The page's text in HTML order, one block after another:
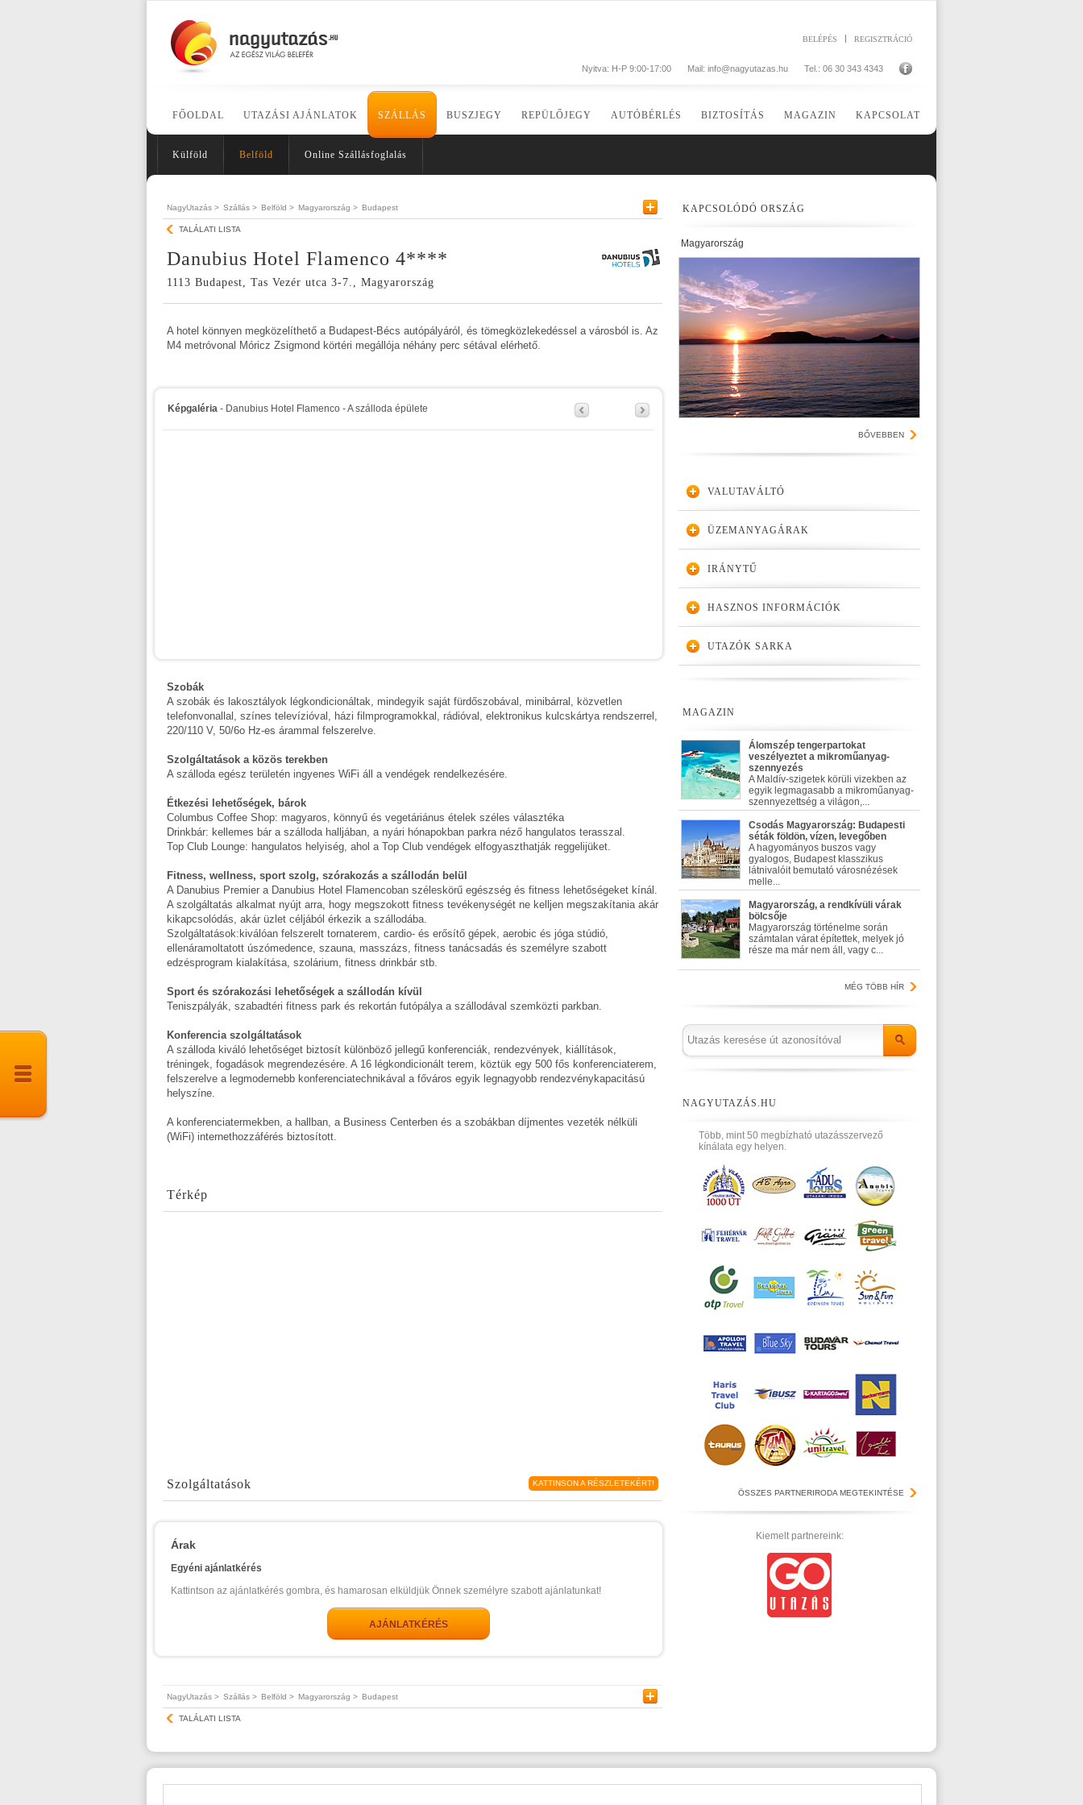
REGISZTRÁCIÓ
BELÉPÉS
Tel.: 06 30 343 4343
Mail: info@nagyutazas.hu
Nyitva: H-P 9:00-17:00
FŐOLDAL UTAZÁSI AJÁNLATOK SZÁLLÁS BUSZJEGY REPÜLŐJEGY AUTÓBÉRLÉS BIZTOSÍTÁS MAGAZIN KAPCSOLAT
Külföld Belföld Online Szállásfoglalás
NagyUtazás > Szállás > Belföld > Magyarország > Budapest
TALÁLATI LISTA
Danubius Hotel Flamenco 4****
1113 Budapest, Tas Vezér utca 3-7., Magyarország
A hotel könnyen megközelíthető a Budapest-Bécs autópályáról, és tömegközlekedéssel a városból is. Az
M4 metróvonal Móricz Zsigmond körtéri megállója néhány perc sétával elérhető.
Képgaléria - Danubius Hotel Flamenco - A szálloda épülete
Szobák
A szobák és lakosztályok légkondicionáltak, mindegyik saját fürdőszobával, minibárral, közvetlen
telefonvonallal, színes televízióval, házi filmprogramokkal, rádióval, elektronikus kulcskártya rendszerrel,
220/110 V, 50/6o Hz-es árammal felszerelve.
Szolgáltatások a közös terekben
A szálloda egész területén ingyenes WiFi áll a vendégek rendelkezésére.
Étkezési lehetőségek, bárok
Columbus Coffee Shop: magyaros, könnyű és vegetáriánus ételek széles választéka
Drinkbár: kellemes bár a szálloda halljában, a nyári hónapokban parkra néző hangulatos terasszal.
Top Club Lounge: hangulatos helyiség, ahol a Top Club vendégek elfogyaszthatják reggelijüket.
Fitness, wellness, sport szolg, szórakozás a szállodán belül
A Danubius Premier a Danubius Hotel Flamencoban széleskörű egészség és fitness lehetőségeket kínál.
A szolgáltatás alkalmat nyújt arra, hogy megszokott fitness tevékenységét ne kelljen megszakítania akár
kikapcsolódás, akár üzlet céljából érkezik a szállodába.
Szolgáltatások:kiválóan felszerelt tornaterem, cardio- és erősítő gépek, aerobic és jóga stúdió,
ellenáramoltatott úszómedence, szauna, masszázs, fitness tanácsadás és személyre szabott
edzésprogram kialakítása, szolárium, fitness drinkbár stb.
Sport és szórakozási lehetőségek a szállodán kívül
Teniszpályák, szabadtéri fitness park és rekortán futópálya a szállodával szemközti parkban.
Konferencia szolgáltatások
A szálloda kiváló lehetőséget biztosít különböző jellegű konferenciák, rendezvények, kiállítások,
tréningek, fogadások megrendezésére. A 16 légkondicionált terem, köztük egy 500 fős konferenciaterem,
felszerelve a legmodernebb konferenciatechnikával a főváros egyik legnagyobb rendezvénykapacitású
helyszíne.
A konferenciatermekben, a hallban, a Business Centerben és a szobákban díjmentes vezeték nélküli
(WiFi) internethozzáférés biztosított.
Térkép
Szolgáltatások KATTINSON A RÉSZLETEKÉRT!
Árak
Egyéni ajánlatkérés
Kattintson az ajánlatkérés gombra, és hamarosan elküldjük Önnek személyre szabott ajánlatunkat!
AJÁNLATKÉRÉS
NagyUtazás > Szállás > Belföld > Magyarország > Budapest
TALÁLATI LISTA
KAPCSOLÓDÓ ORSZÁG
Magyarország
BŐVEBBEN
VALUTAVÁLTÓ
ÜZEMANYAGÁRAK
IRÁNYTŰ
HASZNOS INFORMÁCIÓK
UTAZÓK SARKA
MAGAZIN
Álomszép tengerpartokat
veszélyeztet a mikroműanyag-
szennyezés
A Maldív-szigetek körüli vizekben az
egyik legmagasabb a mikroműanyag-
szennyezettség a világon,...
Csodás Magyarország: Budapesti
séták földön, vízen, levegőben
A hagyományos buszos vagy
gyalogos, Budapest klasszikus
látnivalóit bemutató városnézések
melle...
Magyarország, a rendkívüli várak
bölcsője
Magyarország történelme során
számtalan várat építettek, melyek jó
része ma már nem áll, vagy c...
MÉG TÖBB HÍR
NAGYUTAZÁS.HU
Több, mint 50 megbízható utazásszervező
kínálata egy helyen.
ÖSSZES PARTNERIRODA MEGTEKINTÉSE
Kiemelt partnereink: